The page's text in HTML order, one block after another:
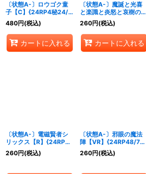
〔状態A-〕ロウゴク童
子【C】{24RP4秘24/
秘24}《火》
480円(税込)
カートに入れる
〔状態A-〕魔誕と光喜
と楽識と炎怒と哀樹の決
断【VR】
{24RP411/76}《多》
260円(税込)
カートに入れる
〔状態A-〕電磁賢者シ
リックス【R】{24RP4
秘17/秘24}《多》
260円(税込)
〔状態A-〕邪眼の魔法
陣【VR】{24RP48/76}
《多》
260円(税込)